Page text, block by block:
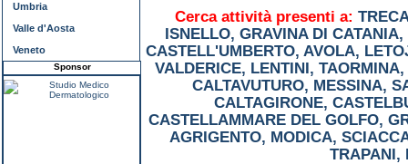
Cerca attività presenti a:
ISNELLO, GRAVINA DI CATANIA,
CASTELL'UMBERTO, AVOLA,
VALDERICE, LENTINI, TAORMINA,
CALTAVUTURO, MESSINA,
CALTAGIRONE,
CASTELLAMMARE DEL GOLFO,
AGRIGENTO, MODICA,
TRAPANI,
Umbria
Valle d'Aosta
Veneto
Sponsor